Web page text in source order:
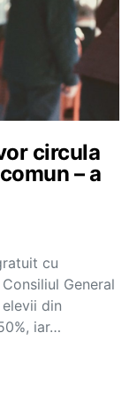
circula
– a
cu
General
din
iar…